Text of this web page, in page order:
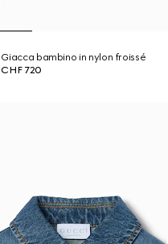
Giacca bambino in nylon froissé
CHF 720